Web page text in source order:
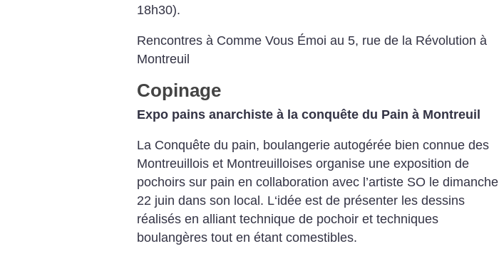
18h30).
Rencontres à Comme Vous Émoi au 5, rue de la Révolution à
Montreuil
Copinage
Expo pains anarchiste à la conquête du Pain à Montreuil
La Conquête du pain, boulangerie autogérée bien connue des
Montreuillois et Montreuilloises organise une exposition de
pochoirs sur pain en collaboration avec l’artiste SO le dimanche
22 juin dans son local. L‘idée est de présenter les dessins
réalisés en alliant technique de pochoir et techniques
boulangères tout en étant comestibles.